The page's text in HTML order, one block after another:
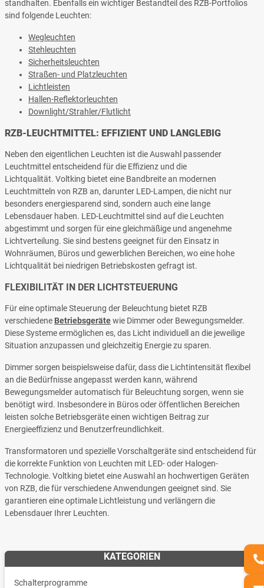
standhalten. Ebenfalls ein wichtiger Bestandteil des RZB-Portfolios
sind folgende Leuchten:
Wegleuchten
Stehleuchten
Sicherheitsleuchten
Straßen- und Platzleuchten
Lichtleisten
Hallen-Reflektorleuchten
Downlight/Strahler/Flutlicht
RZB-LEUCHTMITTEL: EFFIZIENT UND LANGLEBIG
Neben den eigentlichen Leuchten ist die Auswahl passender
Leuchtmittel entscheidend für die Effizienz und die
Lichtqualität. Voltking bietet eine Bandbreite an modernen
Leuchtmitteln von RZB an, darunter LED-Lampen, die nicht nur
besonders energiesparend sind, sondern auch eine lange
Lebensdauer haben. LED-Leuchtmittel sind auf die Leuchten
abgestimmt und sorgen für eine gleichmäßige und angenehme
Lichtverteilung. Sie sind bestens geeignet für den Einsatz in
Wohnräumen, Büros und gewerblichen Bereichen, wo eine hohe
Lichtqualität bei niedrigen Betriebskosten gefragt ist.
FLEXIBILITÄT IN DER LICHTSTEUERUNG
Für eine optimale Steuerung der Beleuchtung bietet RZB
verschiedene Betriebsgerätewie Dimmer oder Bewegungsmelder.
Diese Systeme ermöglichen es, das Licht individuell an die jeweilige
Situation anzupassen und gleichzeitig Energie zu sparen.
Dimmer sorgen beispielsweise dafür, dass die Lichtintensität flexibel
an die Bedürfnisse angepasst werden kann, während
Bewegungsmelder automatisch für Beleuchtung sorgen, wenn sie
benötigt wird. Insbesondere in Büros oder öffentlichen Bereichen
leisten solche Betriebsgeräte einen wichtigen Beitrag zur
Energieeffizienz und Benutzerfreundlichkeit.
Transformatoren und spezielle Vorschaltgeräte sind entscheidend für
die korrekte Funktion von Leuchten mit LED- oder Halogen-
Technologie. Voltking bietet eine Auswahl an hochwertigen Geräten
von RZB, die für verschiedene Anwendungen geeignet sind. Sie
garantieren eine optimale Lichtleistung und verlängern die
Lebensdauer Ihrer Leuchten.
KATEGORIEN
Schalterprogramme